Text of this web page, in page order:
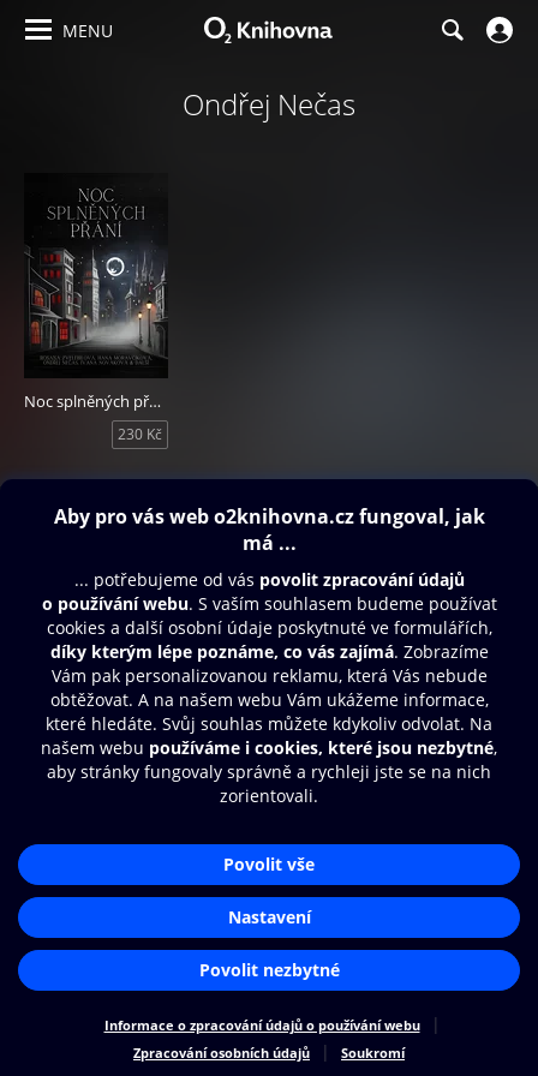
MENU
Ondřej Nečas
Noc splněných přání
230 Kč
Obsah ke stažení
Další zábava
© O2 Czech Republic a.s.
Nákupní řád
Přístupnost
Cookies
Nastavení cookies
Aplikace O2 Knihovna
Čti a poslouchej své e-knihy a
audioknihy rychleji a pohodlněji.